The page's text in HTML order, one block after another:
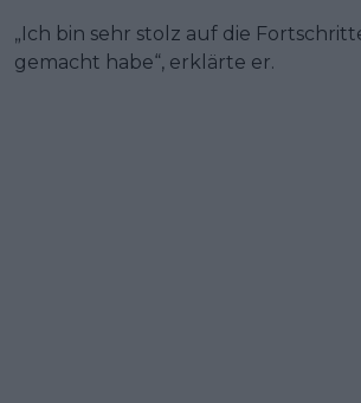
„Ich bin sehr stolz auf die
gemacht habe“, erklärte er.